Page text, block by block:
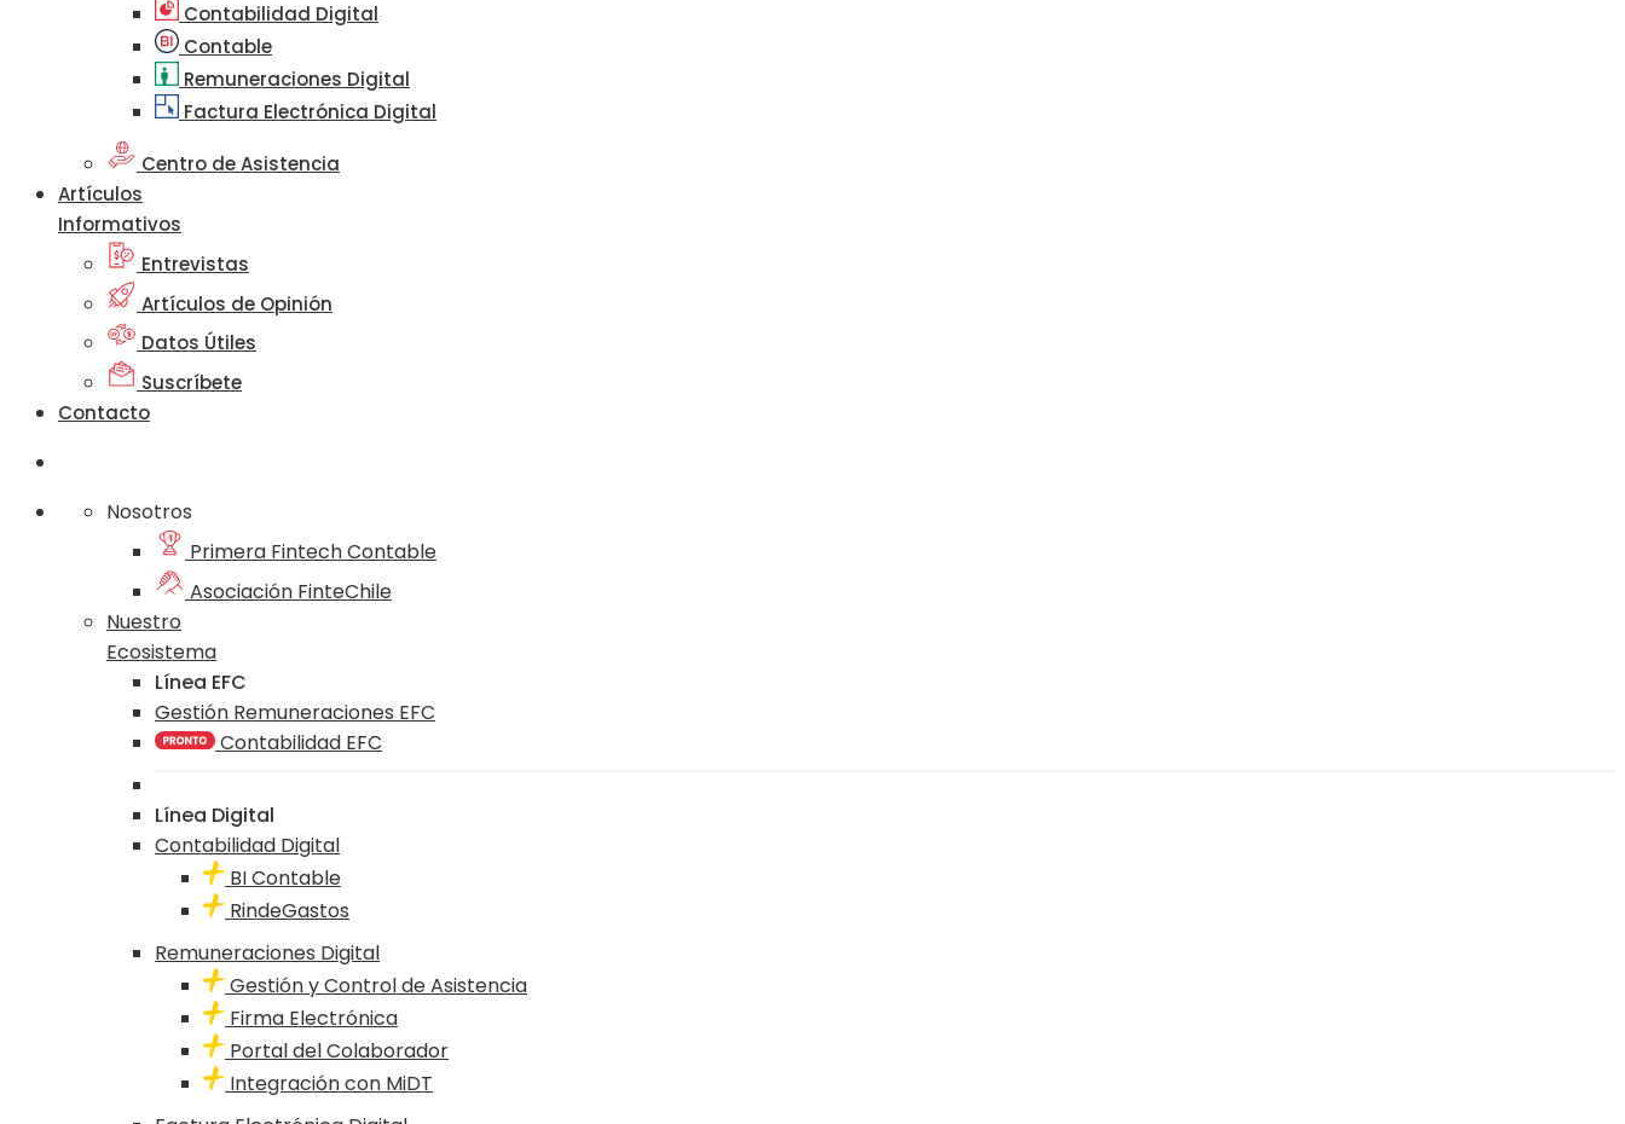
Contabilidad Digital
Contable
Remuneraciones Digital
Factura Electrónica Digital
Centro de Asistencia
Artículos
Informativos
Entrevistas
Artículos de Opinión
Datos Útiles
Suscríbete
Contacto
Nosotros
Primera Fintech Contable
Asociación FinteChile
Nuestro
Ecosistema
Línea EFC
Gestión Remuneraciones EFC
Contabilidad EFC
Línea Digital
Contabilidad Digital
BI Contable
RindeGastos
Remuneraciones Digital
Gestión y Control de Asistencia
Firma Electrónica
Portal del Colaborador
Integración con MiDT